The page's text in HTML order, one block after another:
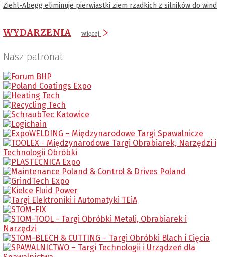
Ziehl-Abegg eliminuje pierwiastki ziem rzadkich z silników do wind
WYDARZENIA więcej
Nasz patronat